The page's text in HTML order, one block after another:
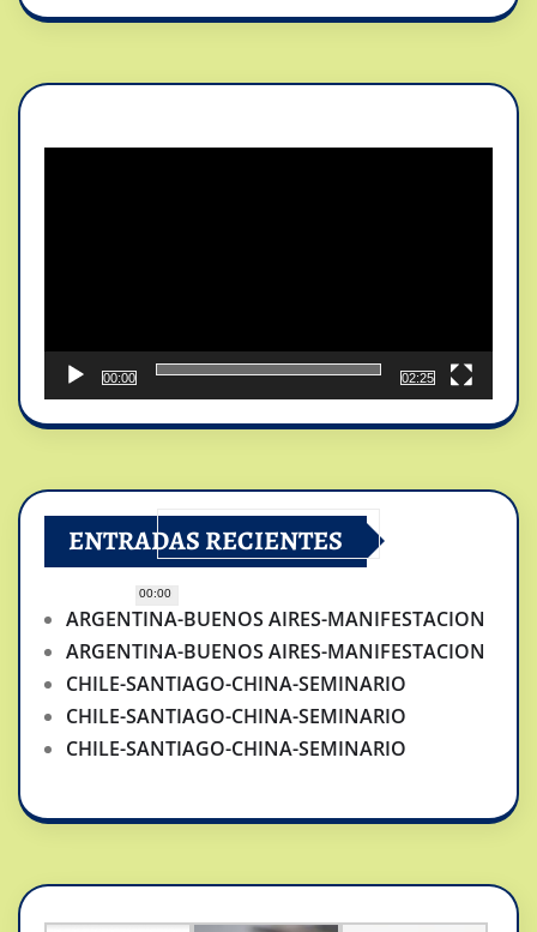
00:00
00:00
02:25
ENTRADAS RECIENTES
ARGENTINA-BUENOS AIRES-MANIFESTACION
ARGENTINA-BUENOS AIRES-MANIFESTACION
CHILE-SANTIAGO-CHINA-SEMINARIO
CHILE-SANTIAGO-CHINA-SEMINARIO
CHILE-SANTIAGO-CHINA-SEMINARIO